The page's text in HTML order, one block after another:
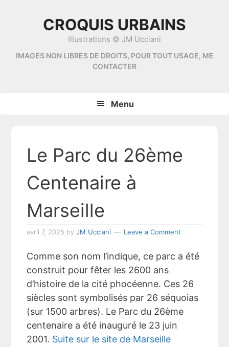
CROQUIS URBAINS
Illustrations © JM Ucciani
IMAGES NON LIBRES DE DROITS, POUR TOUT USAGE, ME
CONTACTER
Menu
Le Parc du 26ème
Centenaire à
Marseille
avril 7, 2025 byJM Ucciani Leave a Comment
Comme son nom l’indique, ce parc a été
construit pour fêter les 2600 ans
d’histoire de la cité phocéenne. Ces 26
siècles sont symbolisés par 26 séquoias
(sur 1500 arbres). Le Parc du 26ème
centenaire a été inauguré le 23 juin
2001. Suite sur le site de Marseille